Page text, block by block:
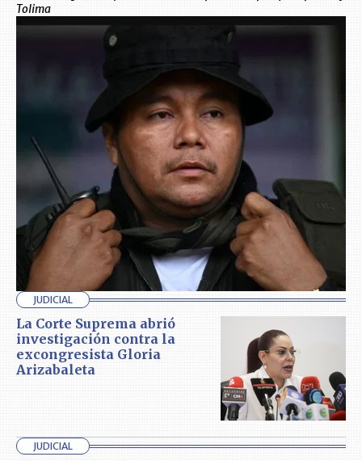
Tolima
JUDICIAL
La Corte Suprema abrió
investigación contra la
excongresista Gloria
Arizabaleta
JUDICIAL